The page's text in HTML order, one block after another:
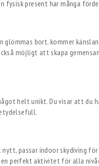
present har många
glömmas bort, kommer
möjligt att skapa
helt unikt. Du visar att du
passar indoor skydiving
perfekt aktivitet för alla